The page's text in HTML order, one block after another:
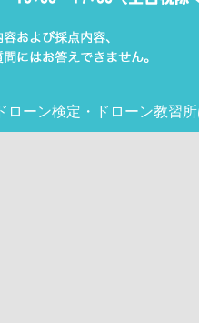
ローン検定 ・ ドローン教習所